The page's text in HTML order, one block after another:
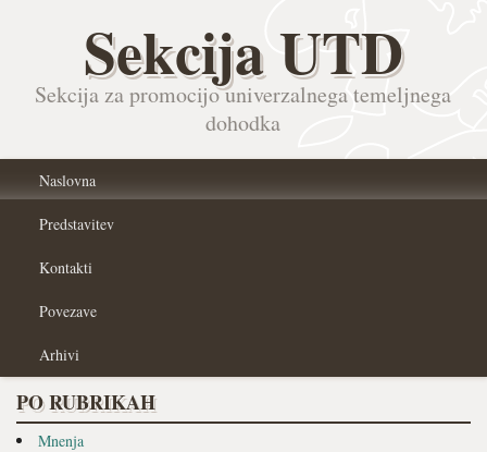
Sekcija UTD
Sekcija za promocijo univerzalnega temeljnega
dohodka
Naslovna
Predstavitev
Kontakti
Povezave
Arhivi
PO RUBRIKAH
Mnenja